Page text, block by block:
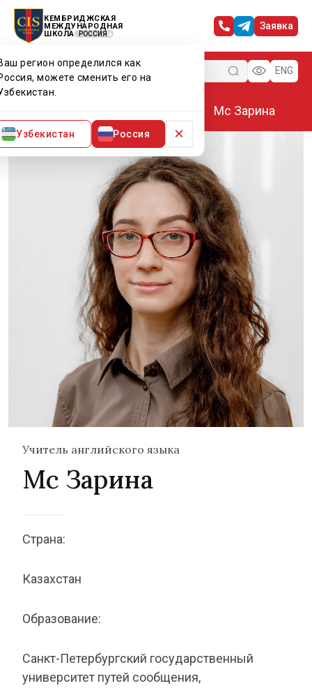
КЕМБРИДЖСКАЯ
МЕЖДУНАРОДНАЯ
ШКОЛА
РОССИЯ
регион определился как
можете сменить его на
Узбекистан Россия ×
Заявка
Меню ENG
Мс Зарина
Учитель английского языка
Мс Зарина
Страна:
Казахстан
Образование:
Санкт-Петербургский государственный
университет путей сообщения,